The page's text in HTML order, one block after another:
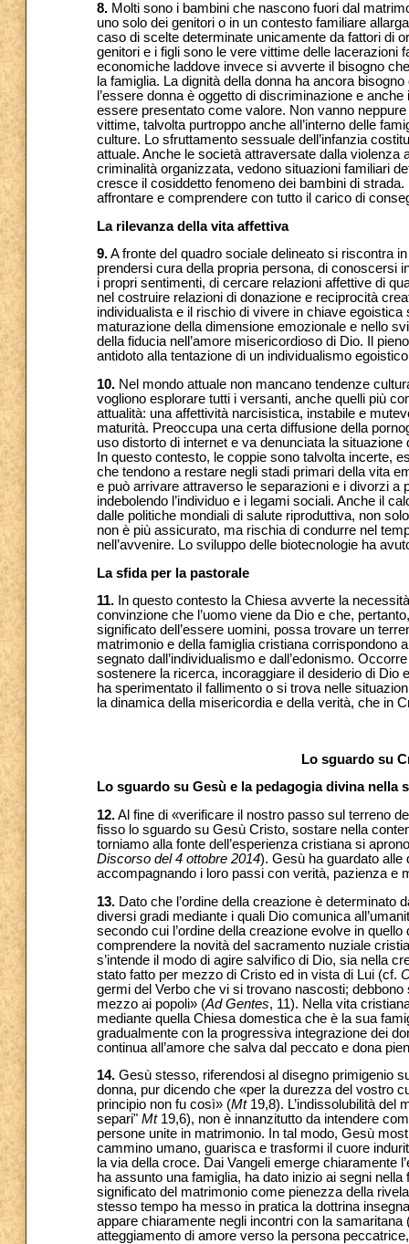
8. Molti sono i bambini che nascono fuori dal
uno solo dei genitori o in un contesto familiare
caso di scelte determinate unicamente da fattori di
genitori e i figli sono le vere vittime delle
economiche laddove invece si avverte il bisogno
la famiglia. La dignità della donna ha ancora
l’essere donna è oggetto di discriminazione e
essere presentato come valore. Non vanno
vittime, talvolta purtroppo anche all’interno delle
culture. Lo sfruttamento sessuale dell’infanzia
attuale. Anche le società attraversate dalla
criminalità organizzata, vedono situazioni familiari
cresce il cosiddetto fenomeno dei bambini di
affrontare e comprendere con tutto il carico di
La rilevanza della vita affettiva
9.A fronte del quadro sociale delineato si riscontra
prendersi cura della propria persona, di conoscersi
i propri sentimenti, di cercare relazioni affettive di
nel costruire relazioni di donazione e reciprocità
individualista e il rischio di vivere in chiave
maturazione della dimensione emozionale e nello
della fiducia nell’amore misericordioso di Dio. Il
antidoto alla tentazione di un individualismo
10. Nel mondo attuale non mancano tendenze
vogliono esplorare tutti i versanti, anche quelli più
attualità: una affettività narcisistica, instabile e
maturità. Preoccupa una certa diffusione della
uso distorto di internet e va denunciata la
In questo contesto, le coppie sono talvolta incerte,
che tendono a restare negli stadi primari della vita
e può arrivare attraverso le separazioni e i divorzi a
indebolendo l’individuo e i legami sociali. Anche il
dalle politiche mondiali di salute riproduttiva, non
non è più assicurato, ma rischia di condurre nel
nell’avvenire. Lo sviluppo delle biotecnologie ha
La sfida per la pastorale
11. In questo contesto la Chiesa avverte la
convinzione che l’uomo viene da Dio e che,
significato dell’essere uomini, possa trovare un
matrimonio e della famiglia cristiana corrispondono
segnato dall’individualismo e dall’edonismo.
sostenere la ricerca, incoraggiare il desiderio di Dio
ha sperimentato il fallimento o si trova nelle
la dinamica della misericordia e della verità, che in
Lo sguardo su
Lo sguardo su Gesù e la pedagogia divina nella
12.Al fine di «verificare il nostro passo sul terreno
fisso lo sguardo su Gesù Cristo, sostare nella
torniamo alla fonte dell’esperienza cristiana si
Discorso del 4 ottobre 2014). Gesù ha guardato alle
accompagnando i loro passi con verità, pazienza e
13. Dato che l’ordine della creazione è determinato
diversi gradi mediante i quali Dio comunica
secondo cui l’ordine della creazione evolve in
comprendere la novità del sacramento nuziale
s’intende il modo di agire salvifico di Dio, sia nella
stato fatto per mezzo di Cristo ed in vista di Lui (cf.
germi del Verbo che vi si trovano nascosti;
mezzo ai popoli» (Ad Gentes, 11). Nella vita
mediante quella Chiesa domestica che è la sua
gradualmente con la progressiva integrazione dei
continua all’amore che salva dal peccato e dona
14. Gesù stesso, riferendosi al disegno primigenio
donna, pur dicendo che «per la durezza del vostro
principio non fu così» (Mt19,8). L’indissolubilità del
separi" Mt19,6), non è innanzitutto da intendere
persone unite in matrimonio. In tal modo, Gesù
cammino umano, guarisca e trasformi il cuore
la via della croce. Dai Vangeli emerge chiaramente
ha assunto una famiglia, ha dato inizio ai segni
significato del matrimonio come pienezza della
stesso tempo ha messo in pratica la dottrina
appare chiaramente negli incontri con la samaritana
atteggiamento di amore verso la persona